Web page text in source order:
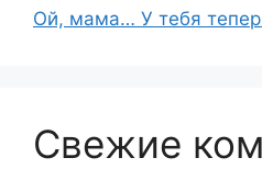
Ой, мама… У тебя
Свежие